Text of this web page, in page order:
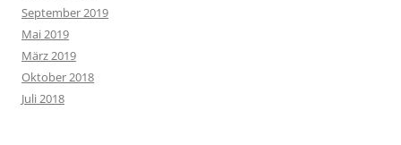
September 2019
Mai 2019
März 2019
Oktober 2018
Juli 2018